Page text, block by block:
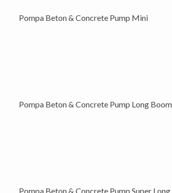
Pompa Beton & Concrete Pump Mini
Pompa Beton & Concrete Pump Long Boom
Pompa Beton & Concrete Pump Super